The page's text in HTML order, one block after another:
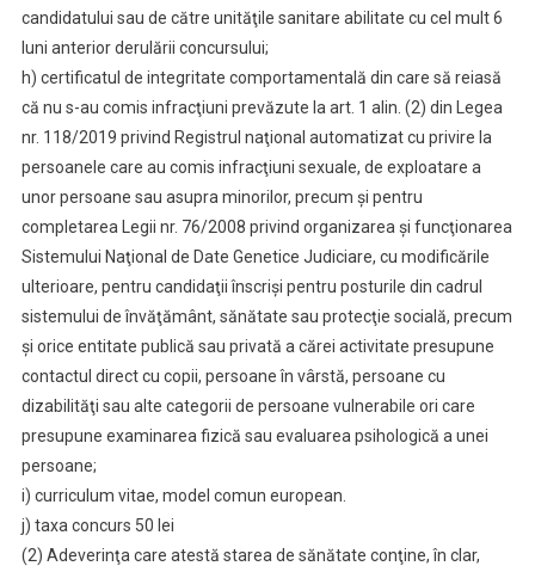
candidatului sau de către unităţile sanitare abilitate cu cel mult 6
luni anterior derulării concursului;
h) certificatul de integritate comportamentală din care să reiasă
că nu s-au comis infracţiuni prevăzute la art. 1 alin. (2) din Legea
nr. 118/2019 privind Registrul naţional automatizat cu privire la
persoanele care au comis infracţiuni sexuale, de exploatare a
unor persoane sau asupra minorilor, precum şi pentru
completarea Legii nr. 76/2008 privind organizarea şi funcţionarea
Sistemului Naţional de Date Genetice Judiciare, cu modificările
ulterioare, pentru candidaţii înscrişi pentru posturile din cadrul
sistemului de învăţământ, sănătate sau protecţie socială, precum
şi orice entitate publică sau privată a cărei activitate presupune
contactul direct cu copii, persoane în vârstă, persoane cu
dizabilităţi sau alte categorii de persoane vulnerabile ori care
presupune examinarea fizică sau evaluarea psihologică a unei
persoane;
i) curriculum vitae, model comun european.
j) taxa concurs 50 lei
(2) Adeverinţa care atestă starea de sănătate conţine, în clar,